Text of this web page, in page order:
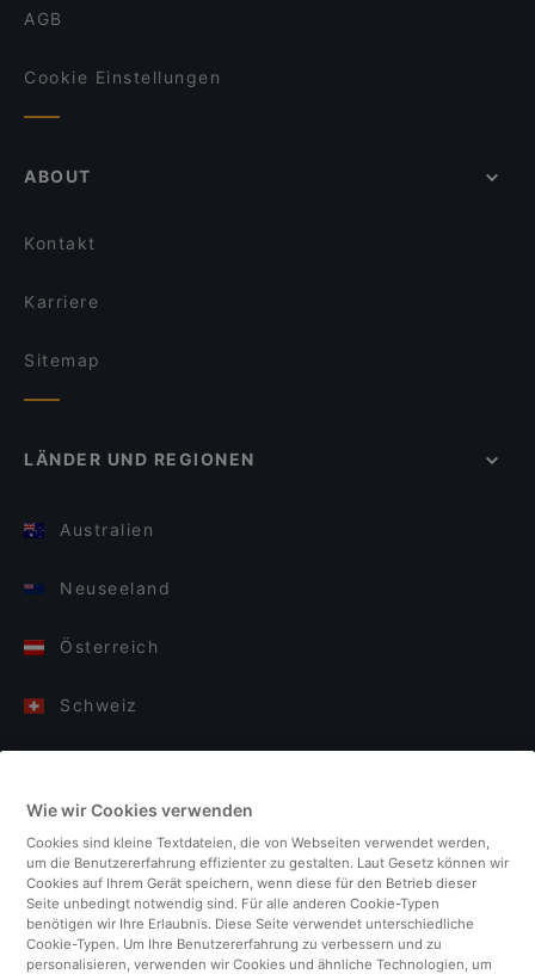
AGB
Cookie Einstellungen
ABOUT
Kontakt
Karriere
Sitemap
LÄNDER UND REGIONEN
Australien
Neuseeland
Österreich
Schweiz
Italien
Finnland
Vereinigtes Königreich
Wie wir Cookies verwenden
Cookies sind kleine Textdateien, die von Webseiten verwendet werden,
um die Benutzererfahrung effizienter zu gestalten. Laut Gesetz können wir
Cookies auf Ihrem Gerät speichern, wenn diese für den Betrieb dieser
Seite unbedingt notwendig sind. Für alle anderen Cookie-Typen
benötigen wir Ihre Erlaubnis. Diese Seite verwendet unterschiedliche
Cookie-Typen. Um Ihre Benutzererfahrung zu verbessern und zu
personalisieren, verwenden wir Cookies und ähnliche Technologien, um